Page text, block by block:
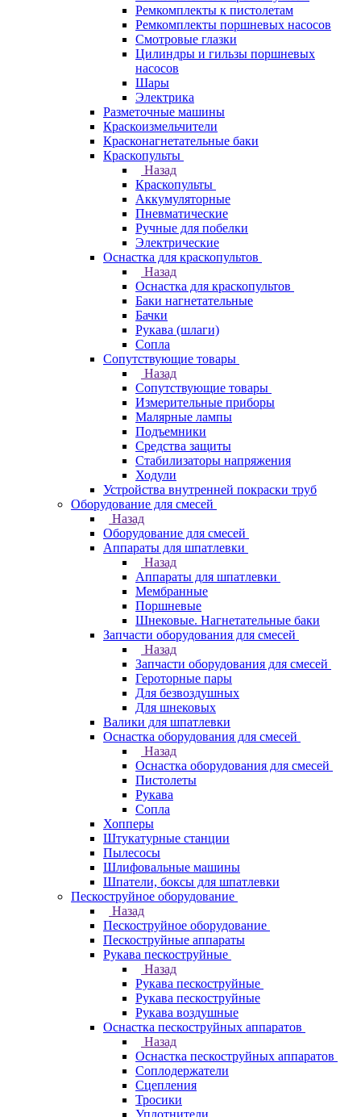
Ремкомплекты к пистолетам
Ремкомплекты поршневых насосов
Смотровые глазки
Цилиндры и гильзы поршневых
насосов
Шары
Электрика
Разметочные машины
Краскоизмельчители
Красконагнетательные баки
Краскопульты
Назад
Краскопульты
Аккумуляторные
Пневматические
Ручные для побелки
Электрические
Оснастка для краскопультов
Назад
Оснастка для краскопультов
Баки нагнетательные
Бачки
Рукава (шлаги)
Сопла
Сопутствующие товары
Назад
Сопутствующие товары
Измерительные приборы
Малярные лампы
Подъемники
Средства защиты
Стабилизаторы напряжения
Ходули
Устройства внутренней покраски труб
Оборудование для смесей
Назад
Оборудование для смесей
Аппараты для шпатлевки
Назад
Аппараты для шпатлевки
Мембранные
Поршневые
Шнековые. Нагнетательные баки
Запчасти оборудования для смесей
Назад
Запчасти оборудования для смесей
Героторные пары
Для безвоздушных
Для шнековых
Валики для шпатлевки
Оснастка оборудования для смесей
Назад
Оснастка оборудования для смесей
Пистолеты
Рукава
Сопла
Хопперы
Штукатурные станции
Пылесосы
Шлифовальные машины
Шпатели, боксы для шпатлевки
Пескоструйное оборудование
Назад
Пескоструйное оборудование
Пескоструйные аппараты
Рукава пескоструйные
Назад
Рукава пескоструйные
Рукава пескоструйные
Рукава воздушные
Оснастка пескоструйных аппаратов
Назад
Оснастка пескоструйных аппаратов
Соплодержатели
Сцепления
Тросики
Уплотнители